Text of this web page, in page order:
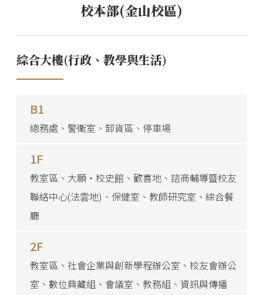
校本部(金山校區)
綜合大樓(行政、教學與生活)
B1
總務處、警衛室、卸貨區、停車場
1F
教室區、大願‧校史館、歡喜地、諮商輔導暨校友
聯絡中心(法雲地)、保健室、教師研究室、綜合餐
廳
2F
教室區、社會企業與創新學程辦公室、校友會辦公
室、數位典藏組、會議室、教務組、資訊與傳播